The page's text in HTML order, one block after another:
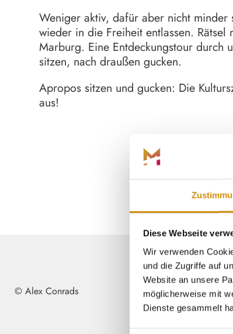
Diese Webseite
Wir verwenden
und die Zugriffe auf
Website an unsere
möglicherweise mit
Dienste gesammelt
Weniger aktiv, dafür aber nicht minder
wieder in die Freiheit entlassen.
Marburg. Eine Entdeckungstour durch
sitzen, nach draußen gucken.
Apropos sitzen und gucken: Die
aus!
© Alex Conrads